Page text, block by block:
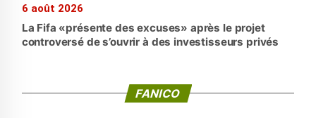
6 août 2026
La Fifa «présente des excuses» après le projet
controversé de s’ouvrir à des investisseurs privés
FANICO